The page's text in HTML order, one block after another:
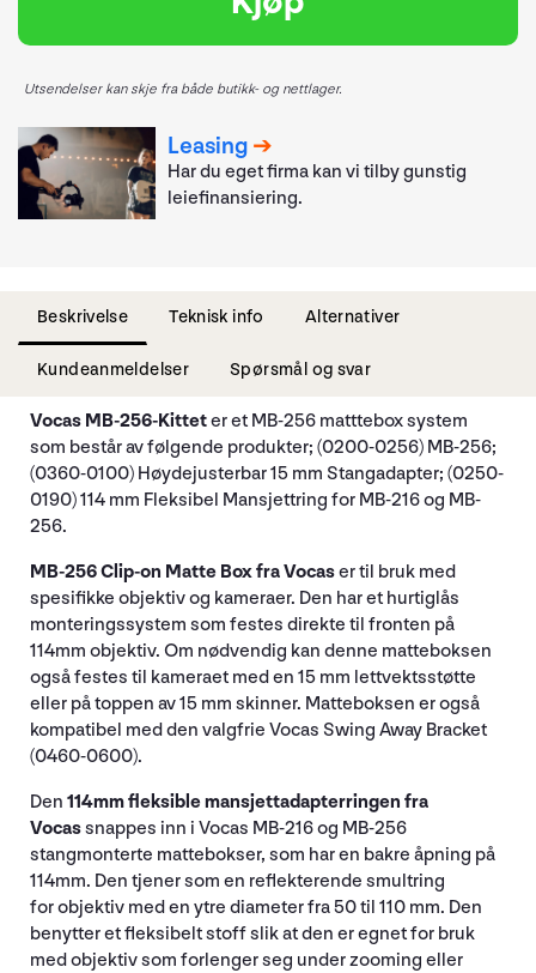
Utsendelser kan skje fra både butikk- og nettlager.
Leasing
Har du eget firma kan vi tilby gunstig
leiefinansiering.
Beskrivelse Teknisk info Alternativer
Kundeanmeldelser Spørsmål og svar
Vocas MB-256-Kitteter et MB-256 matttebox system
som består av følgende produkter; (0200-0256) MB-256;
(0360-0100) Høydejusterbar 15 mm Stangadapter; (0250-
0190) 114 mm Fleksibel Mansjettring for MB-216 og MB-
256.
MB-256 Clip-on Matte Box fra Vocaser til bruk med
spesifikke objektiv og kameraer. Den har et hurtiglås
monteringssystem som festes direkte til fronten på
114mm objektiv. Om nødvendig kan denne matteboksen
også festes til kameraet med en 15 mm lettvektsstøtte
eller på toppen av 15 mm skinner. Matteboksen er også
kompatibel med den valgfrie Vocas Swing Away Bracket
(0460-0600).
Den 114mm fleksible mansjettadapterringen fra
Vocassnappes inn i Vocas MB-216 og MB-256
stangmonterte mattebokser, som har en bakre åpning på
114mm. Den tjener som en reflekterende smultring
for objektiv med en ytre diameter fra 50 til 110 mm. Den
benytter et fleksibelt stoff slik at den er egnet for bruk
med objektiv som forlenger seg under zooming eller